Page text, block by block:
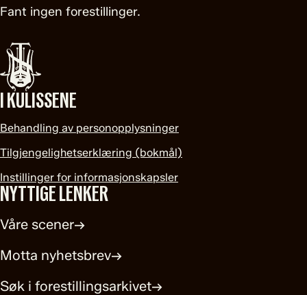
Fant ingen forestillinger.
I KULISSENE
Behandling av personopplysninger
Tilgjengelighetserklæring (bokmål)
Instillinger for informasjonskapsler
NYTTIGE LENKER
Våre scener→
Motta nyhetsbrev→
Søk i forestillingsarkivet→